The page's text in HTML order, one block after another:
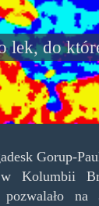
lek, do
Gorup-
w Kolumbii
pozwalało